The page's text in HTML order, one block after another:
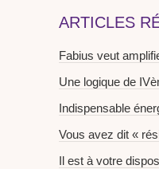
ARTICLES
Fabius veut
Une logique de
Indispensable
Vous avez dit «
Il est à votre